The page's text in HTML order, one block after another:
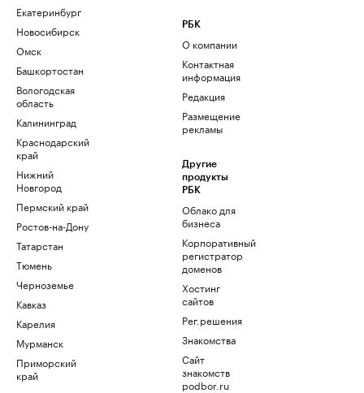
Екатеринбург
Новосибирск
Омск
Башкортостан
Вологодская
область
Калининград
Краснодарский
край
Нижний
Новгород
Пермский край
Ростов-на-Дону
Татарстан
Тюмень
Черноземье
Кавказ
Карелия
Мурманск
Приморский
край
РБК
О компании
Контактная
информация
Редакция
Размещение
рекламы
Другие
продукты
РБК
Облако для
бизнеса
Корпоративный
регистратор
доменов
Хостинг
сайтов
Рег.решения
Знакомства
Сайт
знакомств
podbor.ru